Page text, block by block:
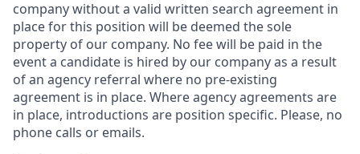
company without a valid written search agreement in
place for this position will be deemed the sole
property of our company. No fee will be paid in the
event a candidate is hired by our company as a result
of an agency referral where no pre-existing
agreement is in place. Where agency agreements are
in place, introductions are position specific. Please, no
phone calls or emails.